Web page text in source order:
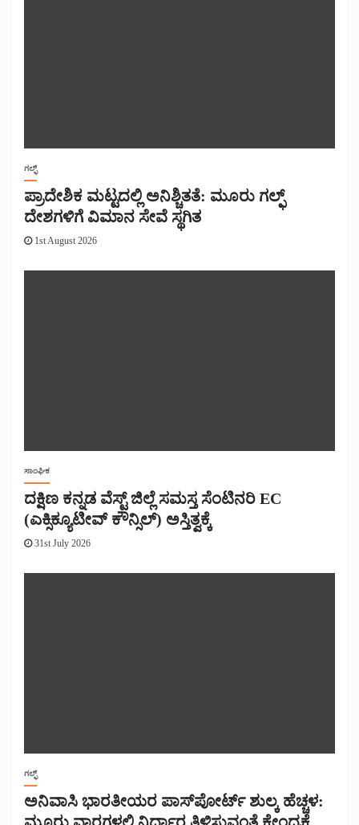
ಗಲ್ಫ್
ಪ್ರಾದೇಶಿಕ ಮಟ್ಟದಲ್ಲಿ ಅನಿಶ್ಚಿತತೆ: ಮೂರು ಗಲ್ಫ್
ದೇಶಗಳಿಗೆ ವಿಮಾನ ಸೇವೆ ಸ್ಥಗಿತ
1st August 2026
ಸಾಂಘಿಕ
ದಕ್ಷಿಣ ಕನ್ನಡ ವೆಸ್ಟ್ ಜಿಲ್ಲೆ ಸಮಸ್ತ ಸೆಂಟಿನರಿ EC
(ಎಕ್ಸಿಕ್ಯೂಟೀವ್ ಕೌನ್ಸಿಲ್) ಅಸ್ತಿತ್ವಕ್ಕೆ
31st July 2026
ಗಲ್ಫ್
ಅನಿವಾಸಿ ಭಾರತೀಯರ ಪಾಸ್‌ಪೋರ್ಟ್ ಶುಲ್ಕ ಹೆಚ್ಚಳ: